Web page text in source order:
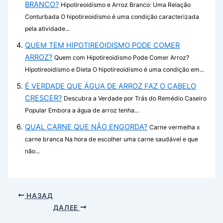
BRANCO? Hipotireoidismo e Arroz Branco: Uma Relação
Conturbada O hipotireoidismo é uma condição caracterizada
pela atividade...
QUEM TEM HIPOTIREOIDISMO PODE COMER
ARROZ? Quem com Hipotireoidismo Pode Comer Arroz?
Hipotireoidismo e Dieta O hipotireoidismo é uma condição em...
É VERDADE QUE ÁGUA DE ARROZ FAZ O CABELO
CRESCER? Descubra a Verdade por Trás do Remédio Caseiro
Popular Embora a água de arroz tenha...
QUAL CARNE QUE NÃO ENGORDA? Carne vermelha x
carne branca Na hora de escolher uma carne saudável e que
não...
НАЗАД
ДАЛЕЕ